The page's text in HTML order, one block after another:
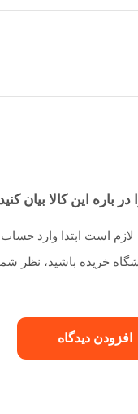
باره این کالا بیان کنید
لازم است ابتدا وارد
خریده باشید، نظر
افزودن دیدگاه